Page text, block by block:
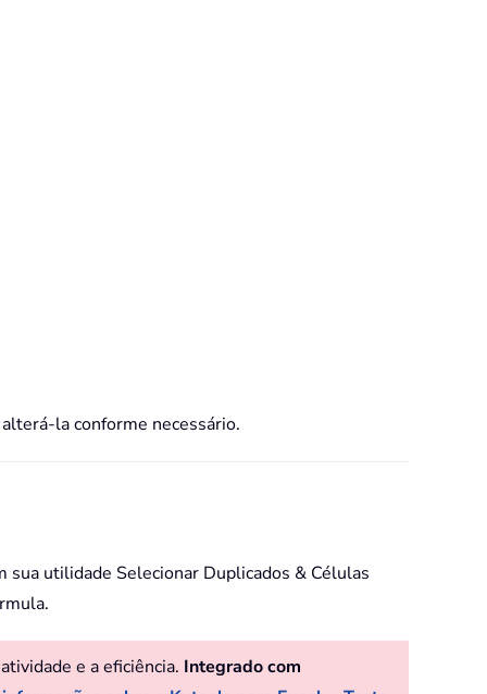
la conforme necessário.
sua utilidade Selecionar Duplicados & Células
e a eficiência. Integrado com